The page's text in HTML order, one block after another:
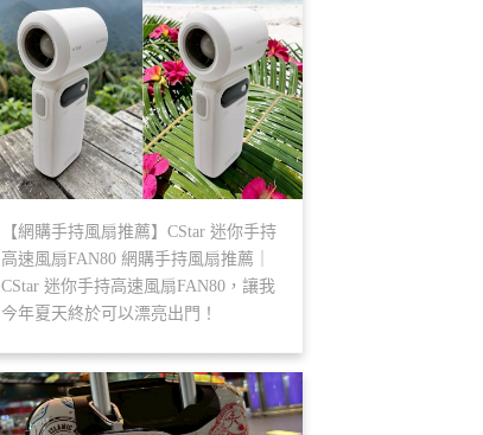
【網購手持風扇推薦】CStar 迷你手持
高速風扇FAN80 網購手持風扇推薦｜
CStar 迷你手持高速風扇FAN80，讓我
今年夏天終於可以漂亮出門！